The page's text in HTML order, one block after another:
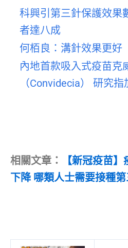
科興引第三針保護效果
者達八成
何栢良：溝針效果更好
內地首款吸入式疫苗克
（Convidecia） 研究
相關文章：
【新冠疫苗
下降 哪類人士需要接種